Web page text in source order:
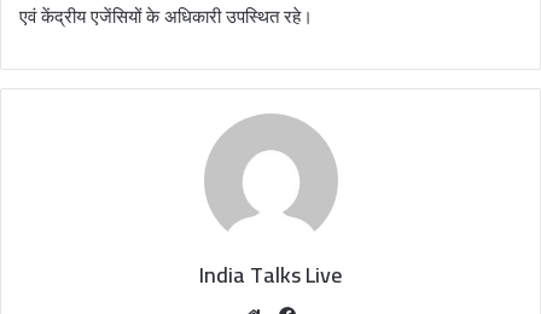
एवं केंद्रीय एजेंसियों के अधिकारी उपस्थित रहे।
India Talks Live